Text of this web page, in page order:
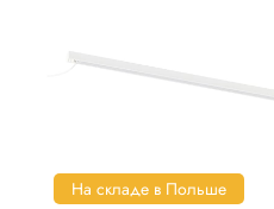
На складе в Польше